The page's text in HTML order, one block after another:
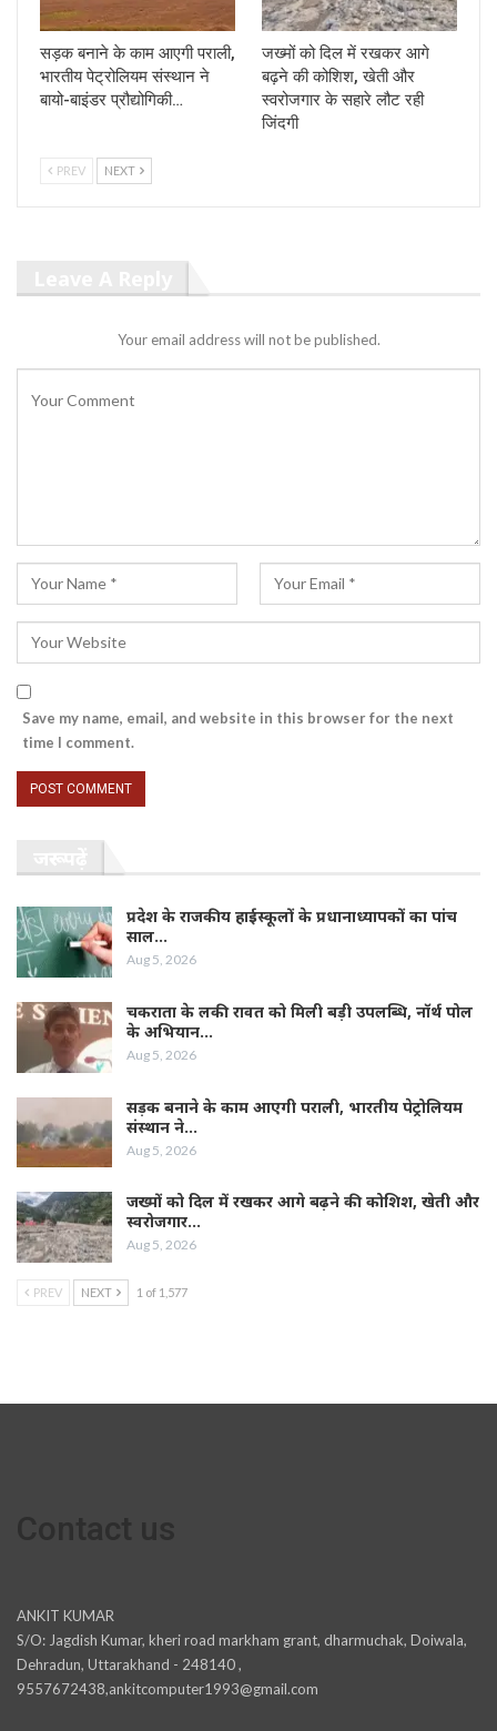
सड़क बनाने के काम आएगी पराली,
भारतीय पेट्रोलियम संस्थान ने
बायो-बाइंडर प्रौद्योगिकी…
जख्मों को दिल में रखकर आगे
बढ़ने की कोशिश, खेती और
स्वरोजगार के सहारे लौट रही
जिंदगी
PREV NEXT
Your email address will not be published.
Save my name, email, and website in this browser for the next
time I comment.
प्रदेश के राजकीय हाईस्कूलों के प्रधानाध्यापकों का पांच
साल…
Aug 5, 2026
चकराता के लकी रावत को मिली बड़ी उपलब्धि, नॉर्थ पोल
के अभियान…
Aug 5, 2026
सड़क बनाने के काम आएगी पराली, भारतीय पेट्रोलियम
संस्थान ने…
Aug 5, 2026
जख्मों को दिल में रखकर आगे बढ़ने की कोशिश, खेती और
स्वरोजगार…
Aug 5, 2026
PREV NEXT 1 of 1,577
ANKIT KUMAR
S/O: Jagdish Kumar, kheri road markham grant, dharmuchak, Doiwala,
Dehradun, Uttarakhand - 248140 ,
9557672438,ankitcomputer1993@gmail.com